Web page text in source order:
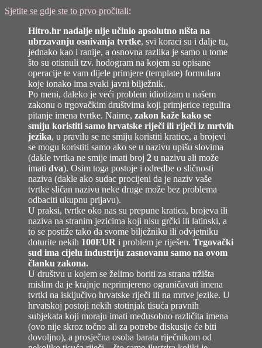
Sjetite se gdje ste to prvo pročitali:
Hitro.hr nadalje nije učinio apsolutno ništa na
ubrzavanju osnivanja tvrtke, svi koraci su i dalje tu,
jednako kao i ranije, a osnovna razlika je samo u tome
što su otisnuli tzv. hodogram na kojem su opisane
operacije te vam dijele primjere (template) formulara
koje ionako ima svaki javni bilježnik.
Po meni, daleko je veći problem idiotizam u našem
zakonu o trgovačkim društvima koji primjerice regulira
pitanje imena tvrtke. Naime, zakon kaže kako se
smiju koristiti samo hrvatske riječi ili riječi iz mrtvih
jezika, u pravilu se ne smiju koristiti kratice, a brojevi
se mogu koristiti samo ako se u nazivu upišu slovima
(dakle tvrtka ne smije imati broj 2 u nazivu ali može
imati dva). Osim toga postoje i odredbe o sličnosti
naziva (dakle ako sudac procijeni da je naziv vaše
tvrtke sličan nazivu neke druge može bez problema
odbaciti ukupnu prijavu).
U praksi, tvrtke oko nas su prepune kratica, brojeva ili
naziva na stranim jezicima koji nisu grčki ili latinski, a
to se postiže tako da svome bilježniku ili odvjetniku
doturite nekih 100EUR i problem je riješen. Trgovački
sud ima cijelu industriju zasnovanu samo na ovom
članku zakona.
U društvu u kojem se želimo boriti za strana tržišta
mislim da je krajnje neprimjereno ograničavati imena
tvrtki na isključivo hrvatske riječi ili na mrtve jezike. U
hrvatskoj postoji nekih stotinjak tisuća pravnih
subjekata koji moraju imati međusobno različita imena
(ovo nije skroz točno ali za potrebe diskusije će biti
dovoljno), a prosječna osoba barata riječnikom od